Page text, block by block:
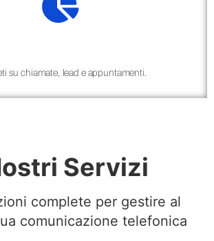
su chiamate, lead e appuntamenti.
Servizi
complete per gestire al
comunicazione telefonica